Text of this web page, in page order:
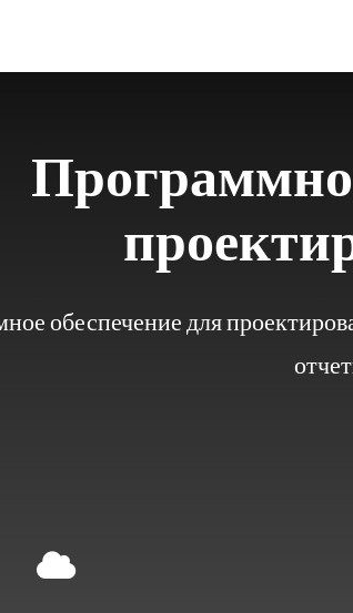
обеспечение для